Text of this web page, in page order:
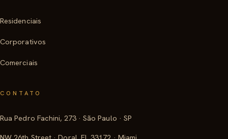
Residenciais
Corporativos
Comerciais
CONTATO
Rua Pedro Fachini, 273 · São Paulo · SP